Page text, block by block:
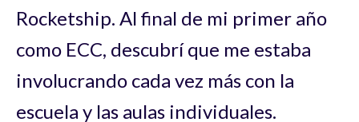
Rocketship. Al final de mi primer año
como ECC, descubrí que me estaba
involucrando cada vez más con la
escuela y las aulas individuales.